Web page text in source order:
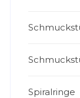
Spiralringe